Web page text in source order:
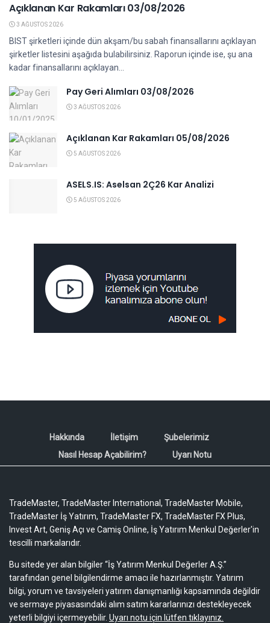
Açıklanan Kar Rakamları 03/08/2026
3 AĞUSTOS 2026
BIST şirketleri içinde dün akşam/bu sabah finansallarını açıklayan
şirketler listesini aşağıda bulabilirsiniz. Raporun içinde ise, şu ana
kadar finansallarını açıklayan...
Pay Geri Alımları 03/08/2026
3 AĞUSTOS 2026
Açıklanan Kar Rakamları 05/08/2026
5 AĞUSTOS 2026
ASELS.IS: Aselsan 2Ç26 Kar Analizi
5 AĞUSTOS 2026
Hakkında İletişim
Şubelerimiz
Nasıl Hesap Açabilirim?
Uyarı Notu
TradeMaster, TradeMaster International, TradeMaster Mobile,
TradeMaster İş Yatırım, TradeMaster FX, TradeMaster FX Plus,
Invest Art, Geniş Açı ve Camiş Online, İş Yatırım Menkul Değerler'in
tescilli markalarıdır.
Bu sitede yer alan bilgiler “İş Yatırım Menkul Değerler A.Ş.”
tarafından genel bilgilendirme amacı ile hazırlanmıştır. Yatırım
bilgi, yorum ve tavsiyeleri yatırım danışmanlığı kapsamında değildir
ve sermaye piyasasındaki alım satım kararlarınızı destekleyecek
yeterli bilgiyi içermeyebilir. Uyarı notu için lütfen tıklayınız.